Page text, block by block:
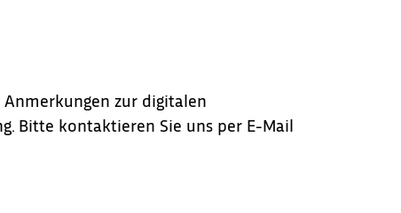
zur digitalen
Bitte kontaktieren Sie uns per E-Mail